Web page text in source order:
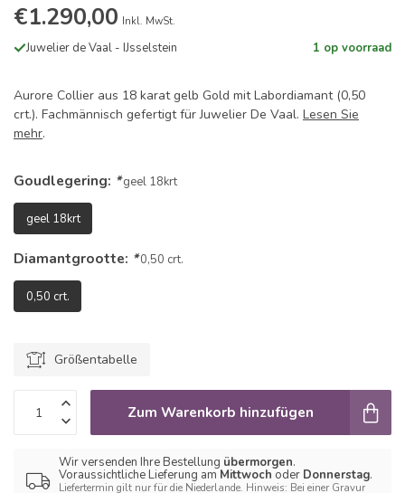
€1.290,00 Inkl. MwSt.
Juwelier de Vaal - IJsselstein 1 op voorraad
Aurore Collier aus 18 karat gelb Gold mit Labordiamant (0,50
crt.). Fachmännisch gefertigt für Juwelier De Vaal. Lesen Sie
mehr.
Goudlegering: *geel 18krt
geel 18krt
Diamantgrootte: *0,50 crt.
0,50 crt.
Größentabelle
Zum Warenkorb hinzufügen
Wir versenden Ihre Bestellung übermorgen.
Voraussichtliche Lieferung am Mittwoch oder Donnerstag.
Liefertermin gilt nur für die Niederlande. Hinweis: Bei einer Gravur